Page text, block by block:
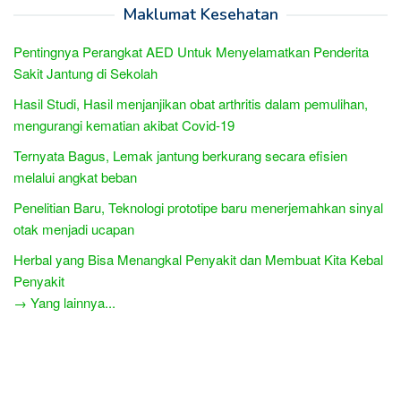
Maklumat Kesehatan
Pentingnya Perangkat AED Untuk Menyelamatkan Penderita
Sakit Jantung di Sekolah
Hasil Studi, Hasil menjanjikan obat arthritis dalam pemulihan,
mengurangi kematian akibat Covid-19
Ternyata Bagus, Lemak jantung berkurang secara efisien
melalui angkat beban
Penelitian Baru, Teknologi prototipe baru menerjemahkan sinyal
otak menjadi ucapan
Herbal yang Bisa Menangkal Penyakit dan Membuat Kita Kebal
Penyakit
→ Yang lainnya...